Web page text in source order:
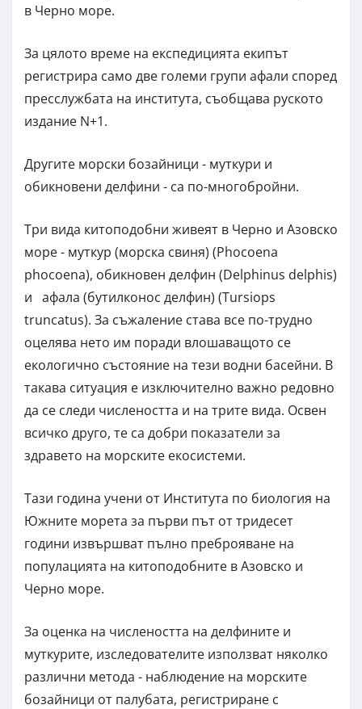
в Черно море.
За цялото време на експедицията екипът
регистрира само две големи групи афали според
пресслужбата на института, съобщава руското
издание N+1.
Другите морски бозайници - муткури и
обикновени делфини - са по-многобройни.
Три вида китоподобни живеят в Черно и Азовско
море - муткур (морска свиня) (Phocoena
phocoena), обикновен делфин (Delphinus delphis)
и афала (бутилконос делфин) (Tursiops
truncatus). За съжаление става все по-трудно
оцелява нето им поради влошаващото се
екологично състояние на тези водни басейни. В
такава ситуация е изключително важно редовно
да се следи числеността и на трите вида. Освен
всичко друго, те са добри показатели за
здравето на морските екосистеми.
Тази година учени от Института по биология на
Южните морета за първи път от тридесет
години извършват пълно преброяване на
популацията на китоподобните в Азовско и
Черно море.
За оценка на числеността на делфините и
муткурите, изследователите използват няколко
различни метода - наблюдение на морските
бозайници от палубата, регистриране с